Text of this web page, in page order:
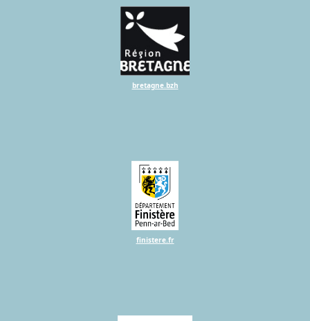
bretagne.bzh
finistere.fr